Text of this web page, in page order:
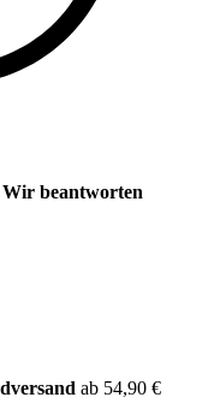
Wir beantworten
ab 54,90 €